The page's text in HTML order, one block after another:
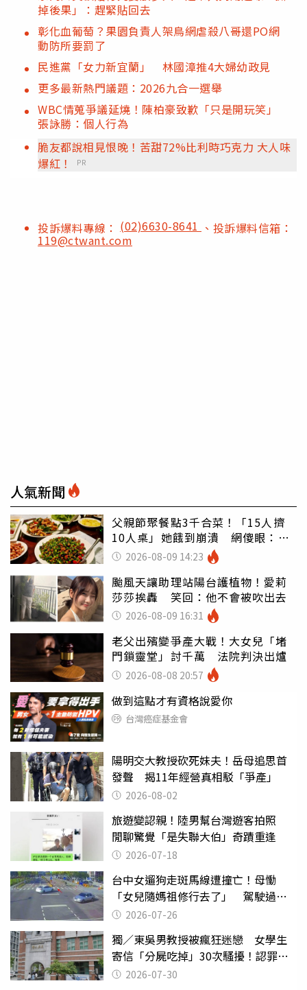
掉後果」：趕緊貼回去
彰化血葡萄？果園負責人架鳥網虐殺八哥還PO網
動防所要罰了
民進黨「女力新宜蘭」 林國漳推4大婦幼政見
更多最新熱門議題：2026九合一選舉
WBC情蒐爭議延燒！陳柏豪致歉「只是開玩笑」
張詠勝：個人行為
脆友都說相見恨晚！苦甜72%比利時巧克力 大人味
爆紅！
PR
投訴爆料專線： (02)6630-8641 、投訴爆料信箱：
119@ctwant.com
人氣新聞
父親節聚餐點3千合菜！「15人擠
10人桌」她餓到崩潰 網傻眼：讓
店家看笑話
2026-08-09 14:23
颱風天讓助理站陽台護植物！愛莉
莎莎挨轟 笑回：他不會被吹出去
2026-08-09 16:31
老父出殯變爭產大戰！大女兒「堵
門鎖靈堂」討千萬 法院判決出爐
2026-08-08 20:57
做到這點才有資格說愛你
台灣癌症基金會
陽明交大教授砍死妹夫！岳母追思首
發聲 揭11年經營真相駁「爭產」
2026-08-02
旅遊變認親！陸男幫台灣遊客拍照
閒聊驚覺「是失聯大伯」奇蹟重逢
2026-07-18
台中女遛狗走斑馬線遭撞亡！母慟
「女兒隨媽祖修行去了」 駕駛過失
致死判9月
2026-07-26
獨／東吳男教授被瘋狂迷戀 女學生
寄信「分屍吃掉」30次騷擾！認罪免
關 2026-07-30